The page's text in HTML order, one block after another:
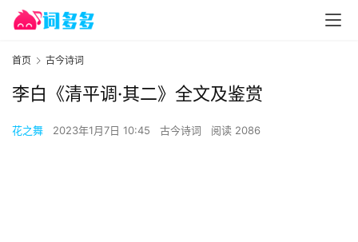
首页 古今诗词
李白《清平调·其二》全文及鉴赏
花之舞 2023年1月7日 10:45 古今诗词 阅读 2086